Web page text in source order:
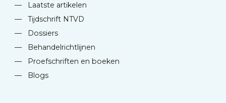
—
Laatste artikelen
—
Tijdschrift NTVD
—
Dossiers
—
Behandelrichtlijnen
—
Proefschriften en boeken
—
Blogs